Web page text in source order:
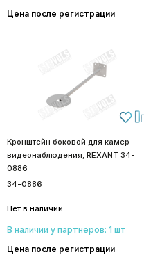
Цена после регистрации
Кронштейн боковой для камер
видеонаблюдения, REXANT 34-
0886
34-0886
Нет в наличии
В наличии у партнеров: 1 шт
Цена после регистрации